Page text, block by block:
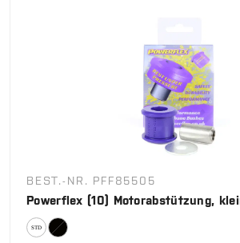
BEST.-NR. PFF85505
Powerflex (10) Motorabstützung,